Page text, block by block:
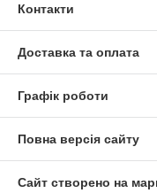
Контакти
Доставка та оплата
Графік роботи
Повна версія сайту
Сайт створено на